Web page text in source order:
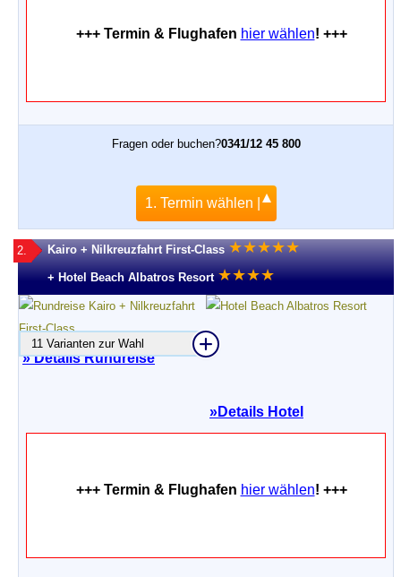
+++ Termin & Flughafen hier wählen! +++
Fragen oder buchen?0341/12 45 800
1. Termin wählen |
2. Kairo + Nilkreuzfahrt First-Class ★★★★★
+ Hotel Beach Albatros Resort ★★★★
» Details Rundreise
11 Varianten zur Wahl
»Details Hotel
+++ Termin & Flughafen hier wählen! +++